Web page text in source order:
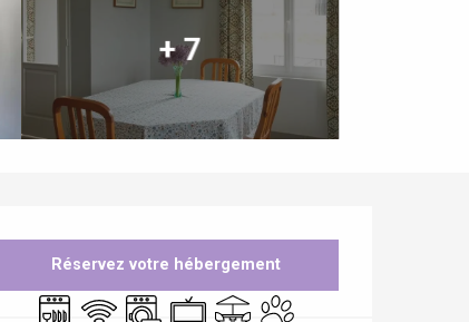
+ 7
et coordonnées
Réservez votre hébergement
Lave vaisselle
WiFi Lave lingeTélévisionTerrasseAnimaux acceptés